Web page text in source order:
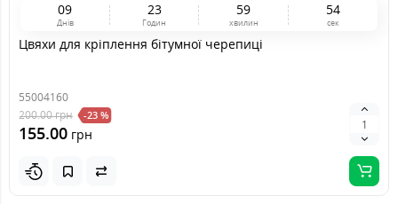
09
Днів
23
Годин
59
хвилин
52
сек
Цвяхи для кріплення бітумної черепиці
55004160
200.00грн -23 %
155.00 грн